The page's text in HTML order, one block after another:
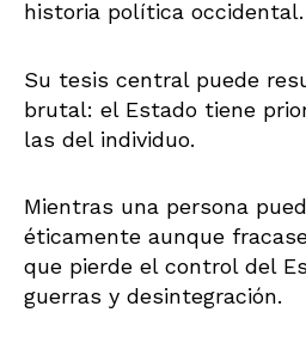
historia política occidental.
Su tesis central puede
brutal: el Estado tiene
las del individuo.
Mientras una persona
éticamente aunque
que pierde el control del
guerras y desintegración.